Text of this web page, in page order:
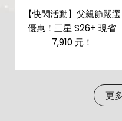
【快閃活動】父親節嚴選
優惠！三星 S26+ 現省
7,910 元！
更